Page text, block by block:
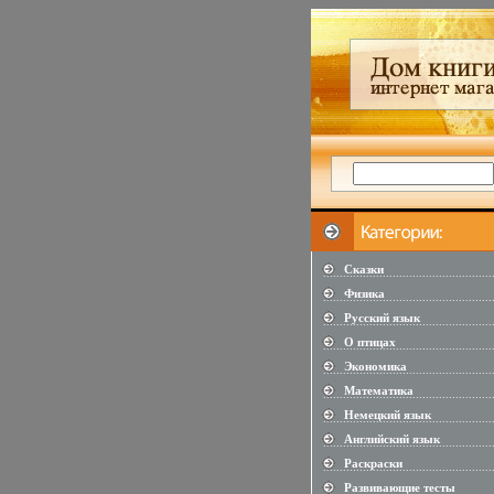
Сказки
Физика
Русский язык
О птицах
Экономика
Математика
Немецкий язык
Английский язык
Раскраски
Развивающие тесты